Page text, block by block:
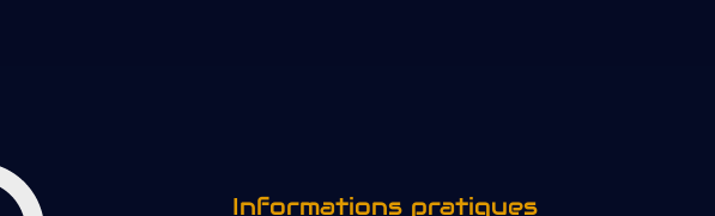
Informations pratiques